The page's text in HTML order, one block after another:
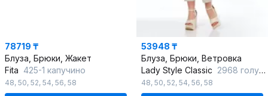
78719 ₸
Блуза, Брюки, Жакет
Fita 425-1 капучино
48, 50, 52, 54, 56, 58
53948 ₸
Блуза, Брюки, Ветровка
Lady Style Classic 2968 голубой_с_бежевый
48, 50, 52, 54, 56, 58